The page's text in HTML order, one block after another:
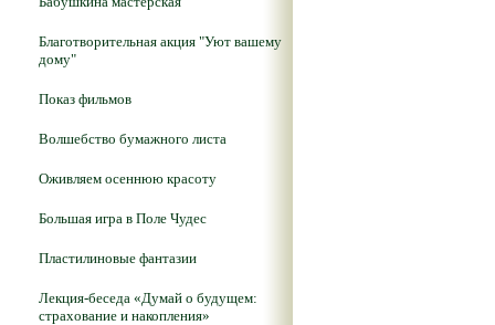
Благотворительная акция "Уют вашему
дому"
Показ фильмов
Волшебство бумажного листа
Оживляем осеннюю красоту
Большая игра в Поле Чудес
Пластилиновые фантазии
Лекция-беседа «Думай о будущем:
страхование и накопления»